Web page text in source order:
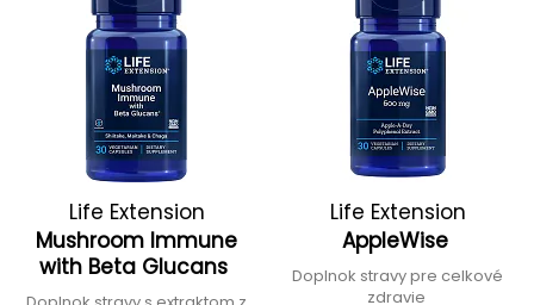
Life Extension
Mushroom Immune
with Beta Glucans
Life Extension
AppleWise
Doplnok stravy pre celkové
zdravie